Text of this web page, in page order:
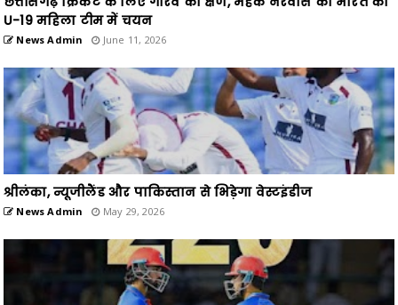
U-19 महिला टीम में चयन
News Admin June 11, 2026
श्रीलंका, न्यूजीलैंड और पाकिस्तान से भिड़ेगा वेस्टइंडीज
News Admin May 29, 2026